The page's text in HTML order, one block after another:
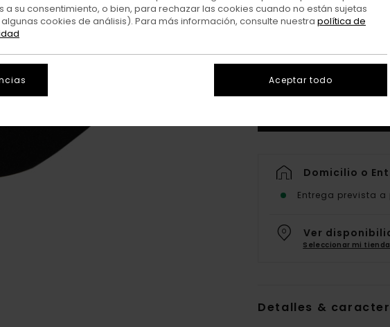
Añadir
Domicilio o
Entrega prevista a
Ver
Seleccionar mi tienda
Detalles &
a su consentimiento, o bien, para rechazar las cookies cuando no están sujetas
cookies de análisis). Para más información, consulte nuestra política de
Aceptar todo